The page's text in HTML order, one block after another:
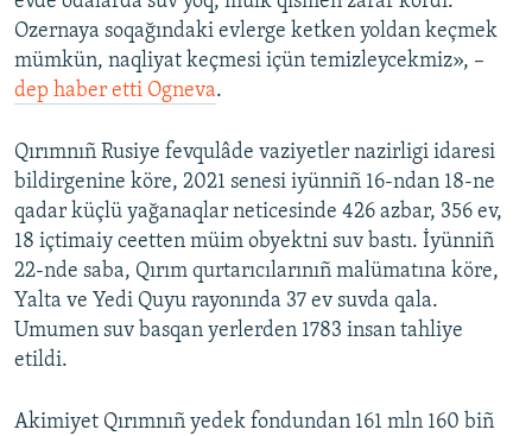
Ozernaya soqağındaki evlerge ketken yoldan keçmek
mümkün, naqliyat keçmesi içün temizleycekmiz», –
dep haber etti Ogneva.
Qırımnıñ Rusiye fevqulâde vaziyetler nazirligi idaresi
bildirgenine köre, 2021 senesi iyünniñ 16-ndan 18-ne
qadar küçlü yağanaqlar neticesinde 426 azbar, 356 ev,
18 içtimaiy ceetten müim obyektni suv bastı. İyünniñ
22-nde saba, Qırım qurtarıcılarınıñ malümatına köre,
Yalta ve Yedi Quyu rayonında 37 ev suvda qala.
Umumen suv basqan yerlerden 1783 insan tahliye
etildi.
Akimiyet Qırımnıñ yedek fondundan 161 mln 160 biñ